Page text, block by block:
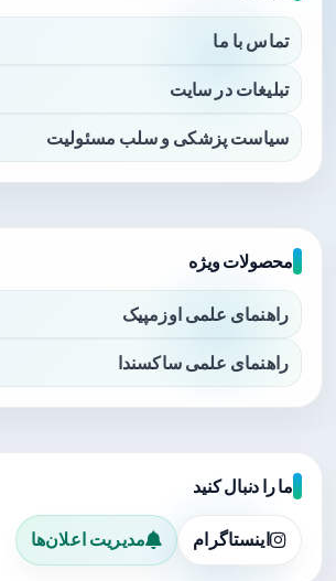
تماس با ما
تبلیغات در سایت
سیاست پزشکی و سلب مسئولیت
محصولات ویژه
راهنمای علمی اوزمپیک
راهنمای علمی ساکسندا
ما را دنبال کنید
اینستاگرام مدیریت اعلان‌ها